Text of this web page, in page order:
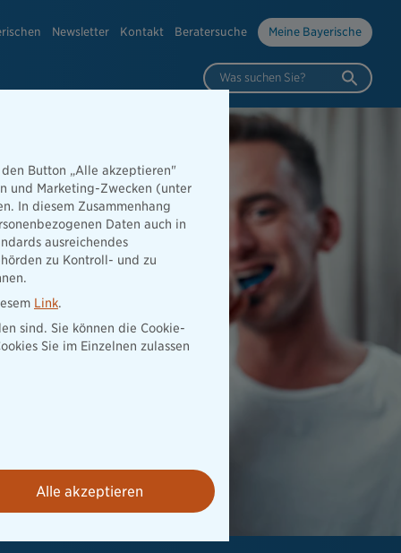
Newsletter Kontakt Beratersuche Meine Bayerische
Was suchen Sie?
Button „Alle akzeptieren"
und Marketing-Zwecken (unter
In diesem Zusammenhang
Daten auch in
ausreichendes
zu Kontroll- und zu
Link.
sind. Sie können die Cookie-
Sie im Einzelnen zulassen
Alle akzeptieren